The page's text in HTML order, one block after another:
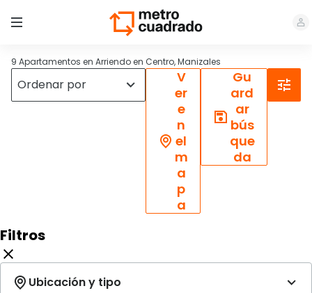
9 Apartamentos en Arriendo en Centro, Manizales
V
er
e
n
el
m
a
p
a
Gu
ard
ar
bús
que
da
Filtros